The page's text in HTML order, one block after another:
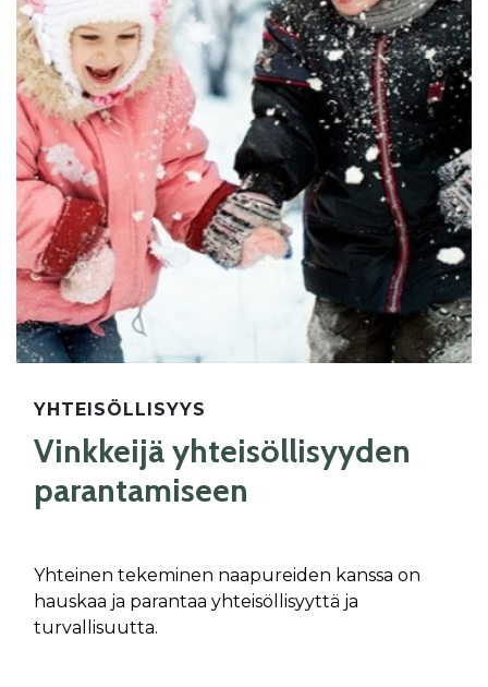
YHTEISÖLLISYYS
Vinkkeijä yhteisöllisyyden
parantamiseen
Yhteinen tekeminen naapureiden kanssa on
hauskaa ja parantaa yhteisöllisyyttä ja
turvallisuutta.